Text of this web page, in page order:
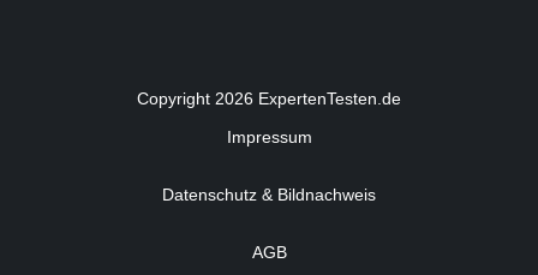
Copyright 2026 ExpertenTesten.de
Impressum
Datenschutz & Bildnachweis
AGB